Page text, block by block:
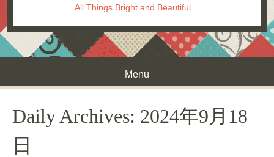
All Things Bright and Beautiful…
Menu
Daily Archives: 2024年9月18
日